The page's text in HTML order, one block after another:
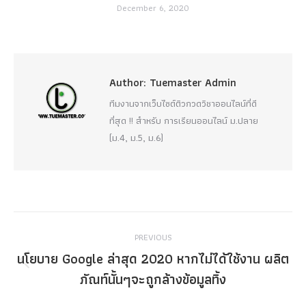
December 6, 2020
Author: Tuemaster Admin
ทีมงานจากเว็บไซต์ติวกวดวิชาออนไลน์ที่ดี
ที่สุด !! สำหรับ การเรียนออนไลน์ ม.ปลาย
(ม.4, ม.5, ม.6)
navigation
PREVIOUS
Previous
post:
นโยบาย Google ล่าสุด 2020 หากไม่ได้ใช้งาน ผลิต
ภัณท์นั้นๆจะถูกล้างข้อมูลทิ้ง